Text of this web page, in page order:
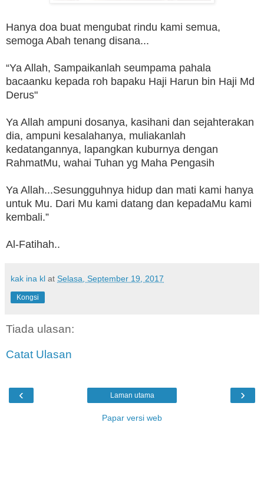
Hanya doa buat mengubat rindu kami semua,
semoga Abah tenang disana...
“Ya Allah, Sampaikanlah seumpama pahala
bacaanku kepada roh bapaku Haji Harun bin Haji Md
Derus"
Ya Allah ampuni dosanya, kasihani dan sejahterakan
dia, ampuni kesalahanya, muliakanlah
kedatangannya, lapangkan kuburnya dengan
RahmatMu, wahai Tuhan yg Maha Pengasih
Ya Allah...Sesungguhnya hidup dan mati kami hanya
untuk Mu. Dari Mu kami datang dan kepadaMu kami
kembali.”
Al-Fatihah..
kak ina kl at Selasa, September 19, 2017
Kongsi
Tiada ulasan:
Catat Ulasan
‹ ›
Laman utama
Papar versi web